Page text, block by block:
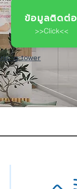
ข้อมูลติดต่อ
>>Click<<
g-tower